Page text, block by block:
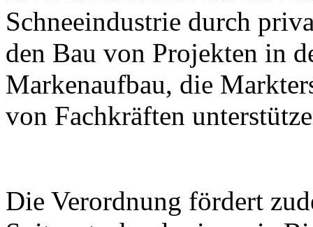
Schneeindustrie durch
den Bau von Projekten in
Markenaufbau, die
von Fachkräften
Die Verordnung fördert